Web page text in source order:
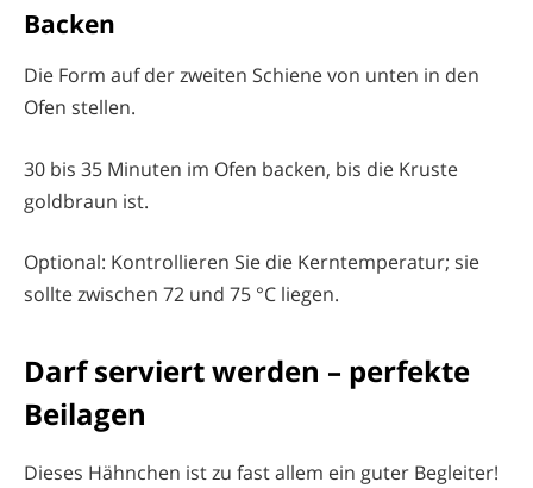
Backen
Die Form auf der zweiten Schiene von unten in den
Ofen stellen.
30 bis 35 Minuten im Ofen backen, bis die Kruste
goldbraun ist.
Optional: Kontrollieren Sie die Kerntemperatur; sie
sollte zwischen 72 und 75 °C liegen.
Darf serviert werden – perfekte
Beilagen
Dieses Hähnchen ist zu fast allem ein guter Begleiter!